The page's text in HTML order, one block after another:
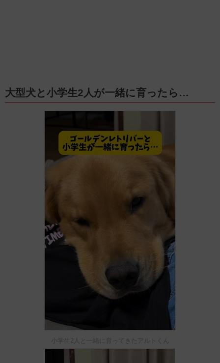
大型犬と小学生2人が一緒に育ったら…
小学生2人と一緒に育ってきたアルトくん